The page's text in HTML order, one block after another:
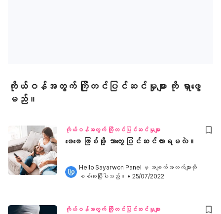
ကိုယ်ဝန်အတွက် ကြိုတင်ပြင်ဆင်မှုများ ကို ရှာဖွေ
မည်။
ကိုယ်ဝန်အတွက် ကြိုတင်ပြင်ဆင်မှုများ
ဖေဖေ ဖြစ်ဖို့ ဘာတွေ ပြင်ဆင်ထားရမလဲ။
Hello Sayarwon Panel မှ အချက်အလက်များကို
စစ်ဆေးပြီးပါသည်။ • 25/07/2022
ကိုယ်ဝန်အတွက် ကြိုတင်ပြင်ဆင်မှုများ